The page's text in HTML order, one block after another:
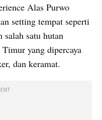
Alas Purwo
setting tempat seperti
satu hutan
yang dipercaya
dan keramat.